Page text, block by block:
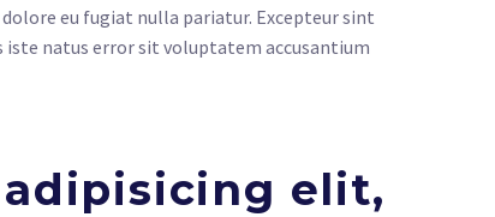
eu fugiat nulla pariatur. Excepteur sint
iste natus error sit voluptatem accusantium
elit,